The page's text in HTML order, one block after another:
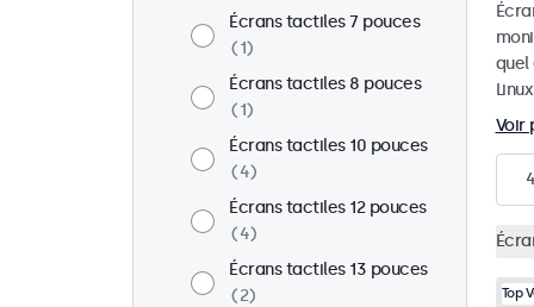
Écrans tactiles 7 pouces
1
Écrans tactiles 8 pouces
1
Écrans tactiles 10 pouces
4
Écrans tactiles 12 pouces
4
Écrans tactiles 13 pouces
2
quel
Voir
4
Top